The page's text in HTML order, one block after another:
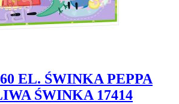
EL. ŚWINKA PEPPA
ŚWINKA 17414